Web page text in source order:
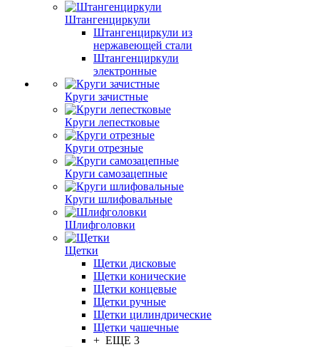
Штангенциркули
Штангенциркули из
нержавеющей стали
Штангенциркули
электронные
Круги зачистные
Круги лепестковые
Круги отрезные
Круги самозацепные
Круги шлифовальные
Шлифголовки
Щетки
Щетки дисковые
Щетки конические
Щетки концевые
Щетки ручные
Щетки цилиндрические
Щетки чашечные
+ ЕЩЕ 3